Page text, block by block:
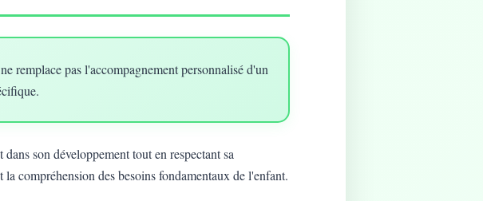
remplace pas l'accompagnement personnalisé d'un
son développement tout en respectant sa
compréhension des besoins fondamentaux de l'enfant.